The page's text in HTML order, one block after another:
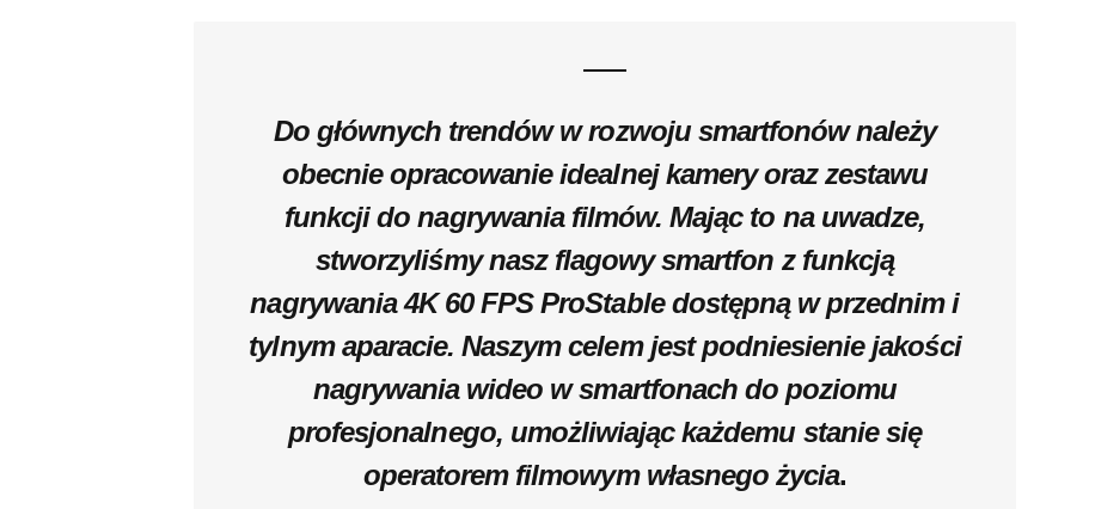
Do głównych trendów w rozwoju smartfonów należy
obecnie opracowanie idealnej kamery oraz zestawu
funkcji do nagrywania filmów. Mając to na uwadze,
stworzyliśmy nasz flagowy smartfon z funkcją
nagrywania 4K 60 FPS ProStable dostępną w przednim i
tylnym aparacie. Naszym celem jest podniesienie jakości
nagrywania wideo w smartfonach do poziomu
profesjonalnego, umożliwiając każdemu stanie się
operatorem filmowym własnego życia.